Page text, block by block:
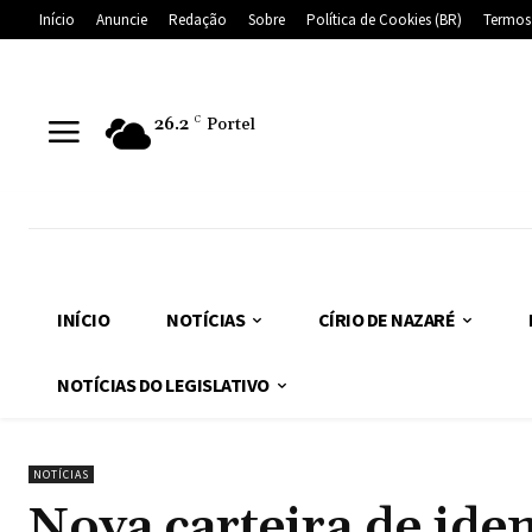
Início Anuncie Redação Sobre Política de Cookies (BR)
26.2 C Portel
INÍCIO NOTÍCIAS CÍRIO DE NAZARÉ
NOTÍCIAS DO LEGISLATIVO
NOTÍCIAS